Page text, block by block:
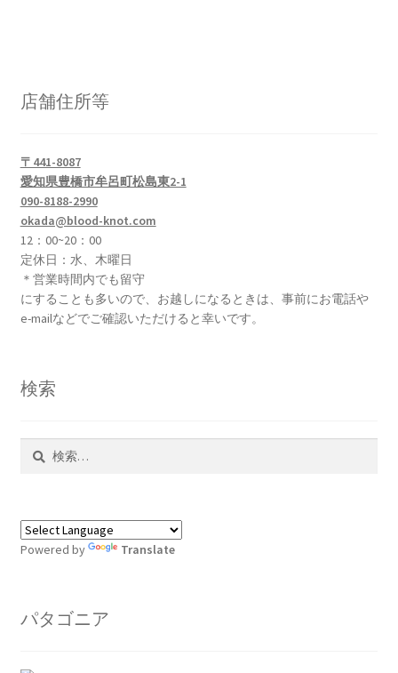
店舗住所等
〒441-8087
愛知県豊橋市牟呂町松島東2-1
090-8188-2990
okada@blood-knot.com
12：00~20：00
定休日：水、木曜日
＊営業時間内でも留守
にすることも多いので、お越しになるときは、事前にお電話や
e-mailなどでご確認いただけると幸いです。
検索
Powered by Translate
パタゴニア